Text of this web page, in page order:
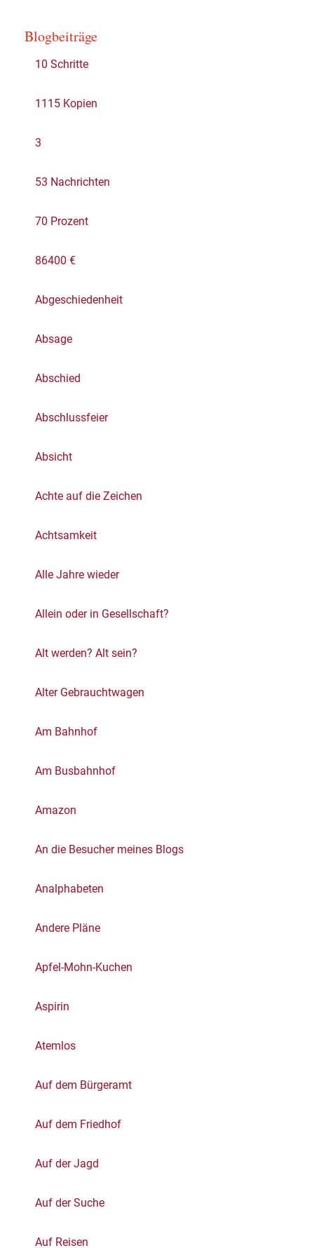
Blogbeiträge
10 Schritte
1115 Kopien
3
53 Nachrichten
70 Prozent
86400 €
Abgeschiedenheit
Absage
Abschied
Abschlussfeier
Absicht
Achte auf die Zeichen
Achtsamkeit
Alle Jahre wieder
Allein oder in Gesellschaft?
Alt werden? Alt sein?
Alter Gebrauchtwagen
Am Bahnhof
Am Busbahnhof
Amazon
An die Besucher meines Blogs
Analphabeten
Andere Pläne
Apfel-Mohn-Kuchen
Aspirin
Atemlos
Auf dem Bürgeramt
Auf dem Friedhof
Auf der Jagd
Auf der Suche
Auf Reisen